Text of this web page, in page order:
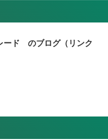
ド のブログ（リンク